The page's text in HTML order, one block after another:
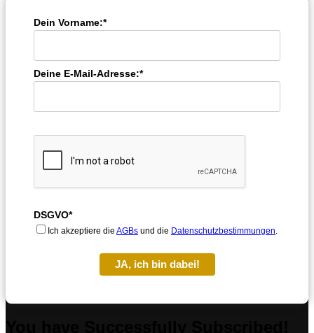
Dein Vorname:*
Deine E-Mail-Adresse:*
DSGVO*
Ich akzeptiere die AGBs und die Datenschutzbestimmungen.
JA, ich bin dabei!